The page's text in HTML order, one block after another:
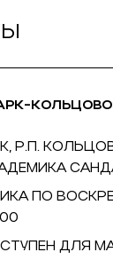
Р.П.
ПО
ДЛЯ